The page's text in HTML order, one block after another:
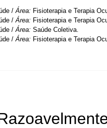
/Área: Fisioterapia e Terapia
/Área: Fisioterapia e Terapia
/Área: Saúde Coletiva.
/Área: Fisioterapia e Terapia